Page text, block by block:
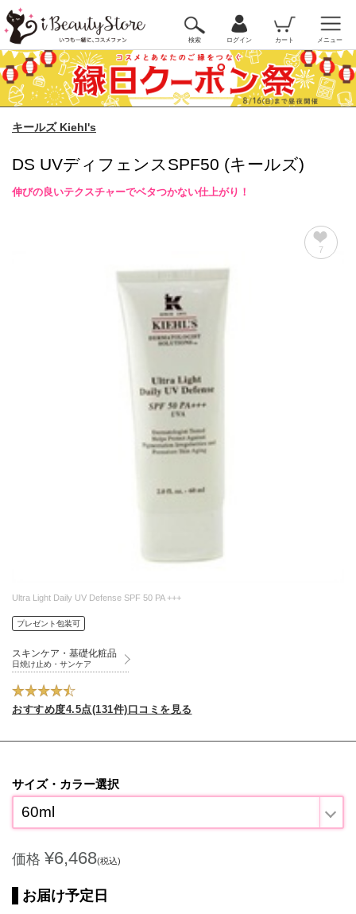
検索 ログイン カート メニュー
キールズ Kiehl's
DS UVディフェンスSPF50 (キールズ)
伸びの良いテクスチャーでベタつかない仕上がり！
7
Ultra Light Daily UV Defense SPF 50 PA +++
プレゼント包装可
スキンケア・基礎化粧品
日焼け止め・サンケア
おすすめ度4.5点(131件)口コミを見る
サイズ・カラー選択
60ml
価格 ¥6,468(税込)
お届け予定日